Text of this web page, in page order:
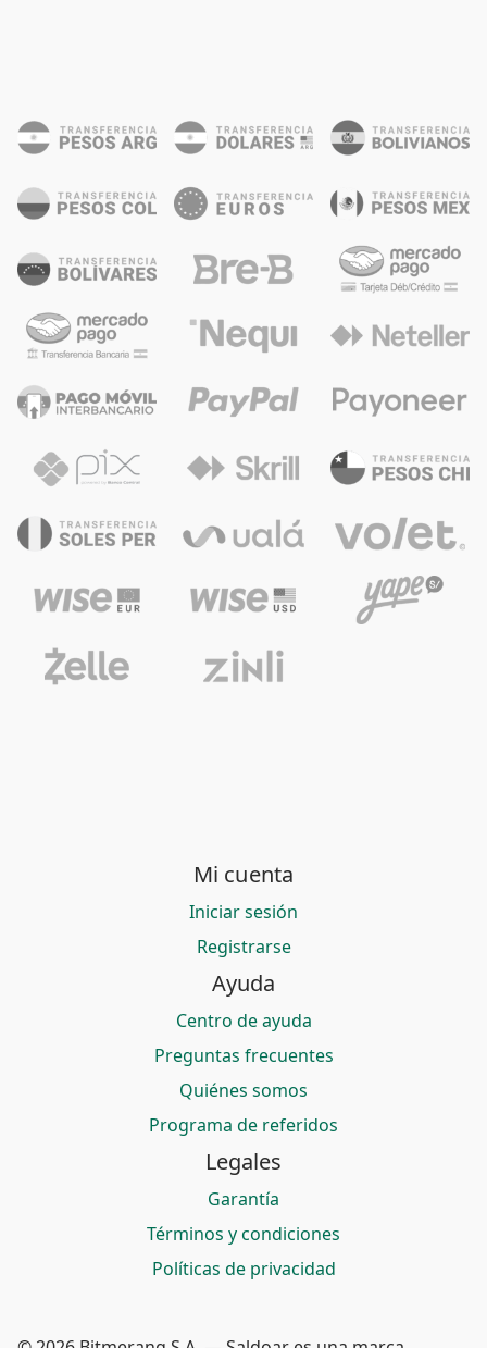
Mi cuenta
Iniciar sesión
Registrarse
Ayuda
Centro de ayuda
Preguntas frecuentes
Quiénes somos
Programa de referidos
Legales
Garantía
Términos y condiciones
Políticas de privacidad